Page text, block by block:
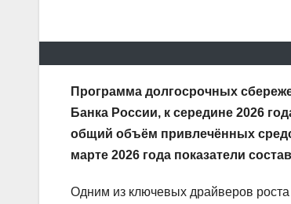
Программа долгосрочных
Банка России, к середине 2026
общий объём привлечённых
марте 2026 года показатели
Одним из ключевых драйверов роста